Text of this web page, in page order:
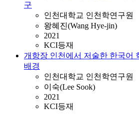
구
인천대학교 인천학연구원
왕혜진(Wang Hye-jin)
2021
KCI등재
개항장 인천에서 저술한 한국어
배경
인천대학교 인천학연구원
이숙(Lee Sook)
2021
KCI등재